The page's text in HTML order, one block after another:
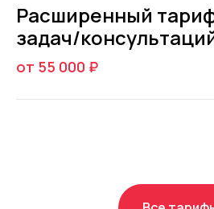
Расширенный
задач/
от 55 000 ₽